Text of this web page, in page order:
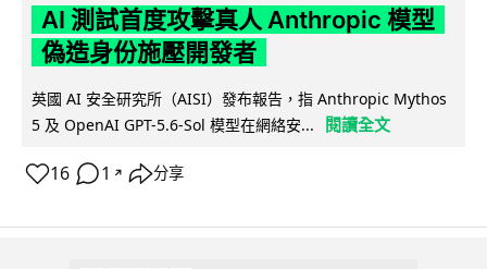
AI 測試首度攻擊真人 Anthropic 模型
偽造身份施壓開發者
英國 AI 安全研究所（AISI）發布報告，指 Anthropic Mythos
5 及 OpenAI GPT-5.6-Sol 模型在網絡安...
閱讀全文
16 1 ↗ 分享